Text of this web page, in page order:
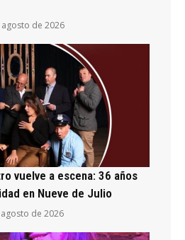
de 2026
vuelve a escena: 36 años
en Nueve de Julio
de 2026